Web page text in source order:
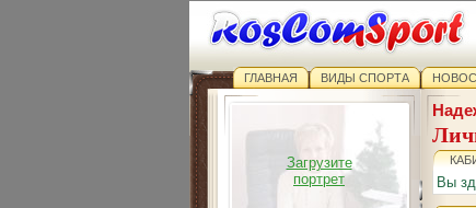
ГЛАВНАЯ ВИДЫ СПОРТА
Загрузите
портрет
Вы